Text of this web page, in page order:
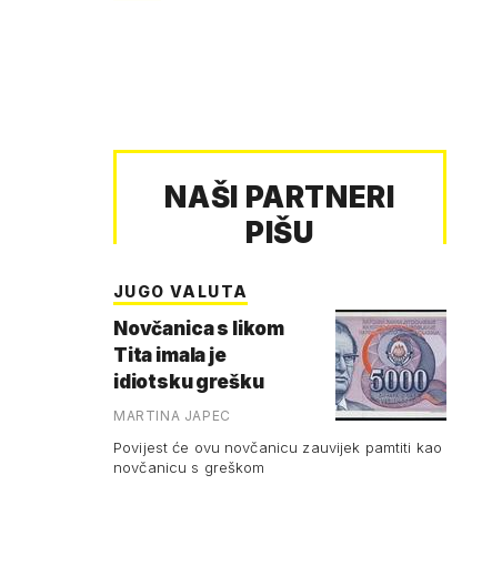
NAŠI PARTNERI
PIŠU
JUGO VALUTA
Novčanica s likom
Tita imala je
idiotsku grešku
MARTINA JAPEC
Povijest će ovu novčanicu zauvijek pamtiti kao
novčanicu s greškom